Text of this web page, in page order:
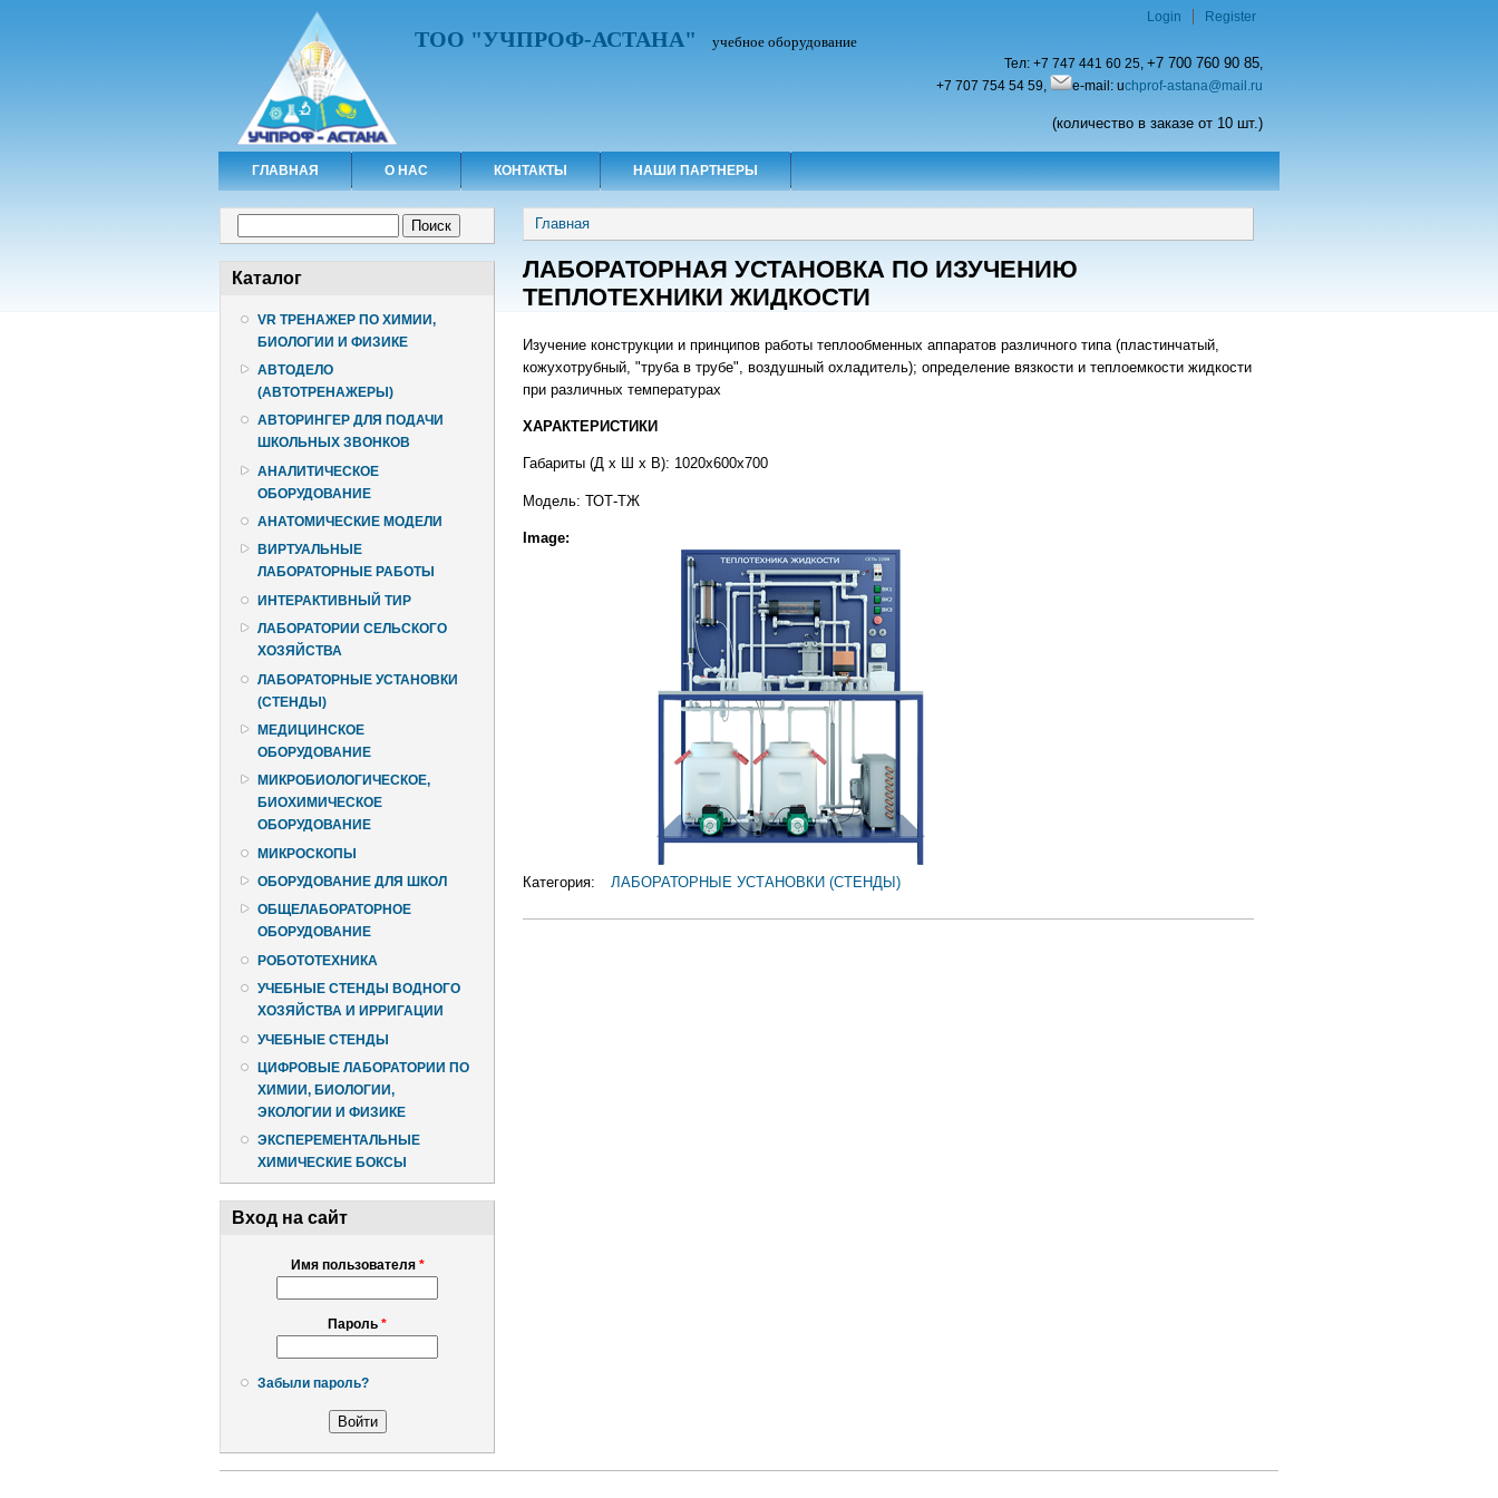
ТОО "УЧПРОФ-АСТАНА" учебное оборудование
Тел: +7 747 441 60 25, +7 700 760 90 85,
+7 707 754 54 59,
e-mail: uchprof-astana@mail.ru
(количество в заказе от 10 шт.)
Login Register
ГЛАВНАЯ О НАС КОНТАКТЫ НАШИ ПАРТНЕРЫ
Каталог
VR ТРЕНАЖЕР ПО ХИМИИ,
БИОЛОГИИ И ФИЗИКЕ
АВТОДЕЛО
(АВТОТРЕНАЖЕРЫ)
АВТОРИНГЕР ДЛЯ ПОДАЧИ
ШКОЛЬНЫХ ЗВОНКОВ
АНАЛИТИЧЕСКОЕ
ОБОРУДОВАНИЕ
АНАТОМИЧЕСКИЕ МОДЕЛИ
ВИРТУАЛЬНЫЕ
ЛАБОРАТОРНЫЕ РАБОТЫ
ИНТЕРАКТИВНЫЙ ТИР
ЛАБОРАТОРИИ СЕЛЬСКОГО
ХОЗЯЙСТВА
ЛАБОРАТОРНЫЕ УСТАНОВКИ
(СТЕНДЫ)
МЕДИЦИНСКОЕ
ОБОРУДОВАНИЕ
МИКРОБИОЛОГИЧЕСКОЕ,
БИОХИМИЧЕСКОЕ
ОБОРУДОВАНИЕ
МИКРОСКОПЫ
ОБОРУДОВАНИЕ ДЛЯ ШКОЛ
ОБЩЕЛАБОРАТОРНОЕ
ОБОРУДОВАНИЕ
РОБОТОТЕХНИКА
УЧЕБНЫЕ СТЕНДЫ ВОДНОГО
ХОЗЯЙСТВА И ИРРИГАЦИИ
УЧЕБНЫЕ СТЕНДЫ
ЦИФРОВЫЕ ЛАБОРАТОРИИ ПО
ХИМИИ, БИОЛОГИИ,
ЭКОЛОГИИ И ФИЗИКЕ
ЭКСПЕРЕМЕНТАЛЬНЫЕ
ХИМИЧЕСКИЕ БОКСЫ
Вход на сайт
Имя пользователя *
Пароль *
Забыли пароль?
Вы здесь
Главная
ЛАБОРАТОРНАЯ УСТАНОВКА ПО ИЗУЧЕНИЮ
ТЕПЛОТЕХНИКИ ЖИДКОСТИ
Изучение конструкции и принципов работы теплообменных аппаратов различного типа (пластинчатый,
кожухотрубный, "труба в трубе", воздушный охладитель); определение вязкости и теплоемкости жидкости
при различных температурах
ХАРАКТЕРИСТИКИ
Габариты (Д х Ш х В): 1020x600x700
Модель: ТОТ-ТЖ
Image:
Категория: ЛАБОРАТОРНЫЕ УСТАНОВКИ (СТЕНДЫ)